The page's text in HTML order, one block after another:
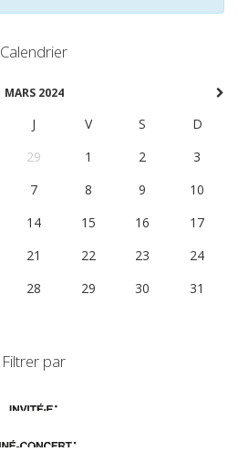
Calendrier
MARS 2024
J V S
D
29 1 2
3
7 8 9
10
14 15 16
17
21 22 23
24
28 29 30 31
Filtrer par